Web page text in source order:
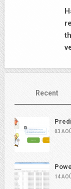
Recent
03
14